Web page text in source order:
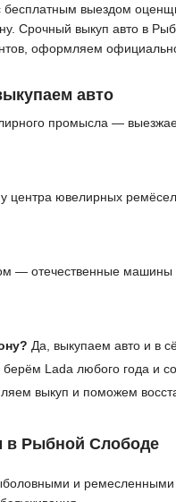
выездом
Срочный выкуп авто в
оформляем
авто
промысла —
центра ювелирных
— отечественные
Да, выкупаем авто и в
Lada любого года и
выкуп и поможем
в Рыбной Слободе
и ремесленными